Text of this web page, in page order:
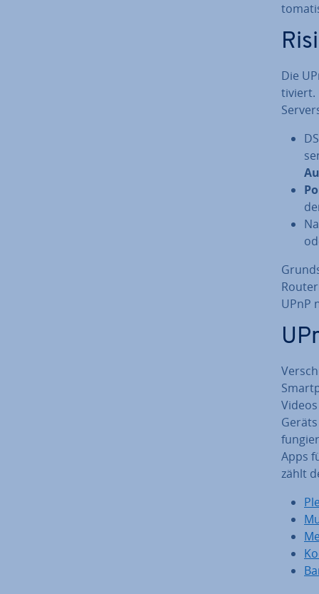
Die
ti­viert.
UPnP
Apps
zählt